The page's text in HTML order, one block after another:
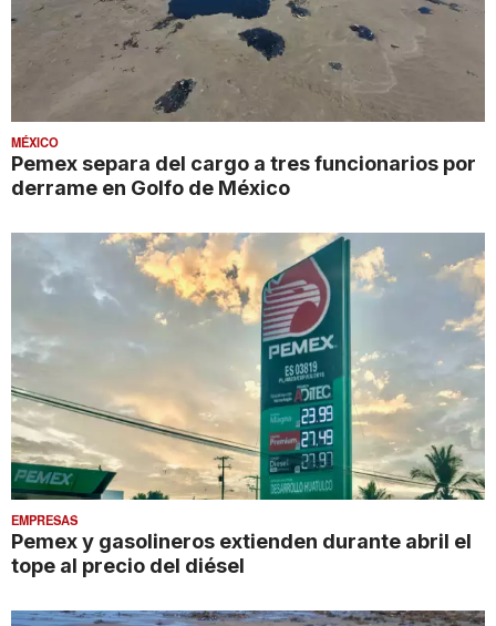
MÉXICO
Pemex separa del cargo a tres funcionarios por
derrame en Golfo de México
EMPRESAS
Pemex y gasolineros extienden durante abril el
tope al precio del diésel